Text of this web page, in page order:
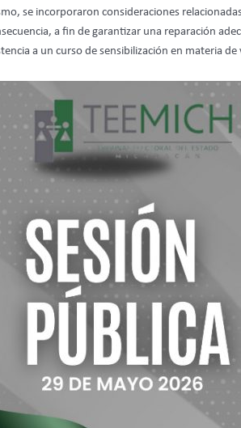
se incorporaron consideraciones
a fin de garantizar una reparación
a un curso de sensibilización en materia